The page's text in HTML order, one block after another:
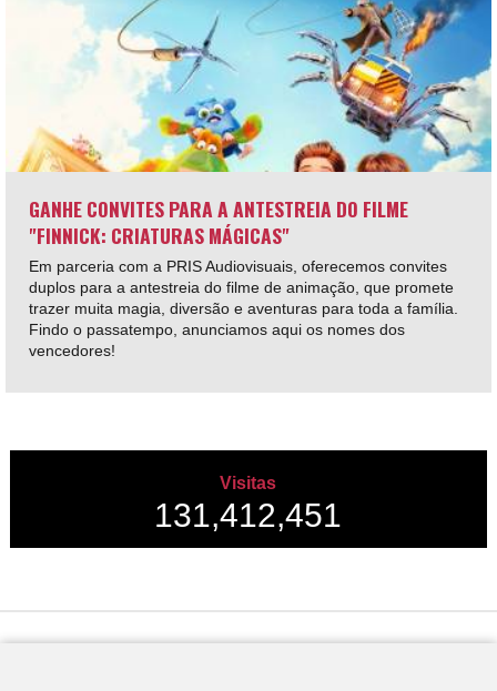
GANHE CONVITES PARA A ANTESTREIA DO FILME
"FINNICK: CRIATURAS MÁGICAS"
Em parceria com a PRIS Audiovisuais, oferecemos convites
duplos para a antestreia do filme de animação, que promete
trazer muita magia, diversão e aventuras para toda a família.
Findo o passatempo, anunciamos aqui os nomes dos
vencedores!
Visitas
131,412,451